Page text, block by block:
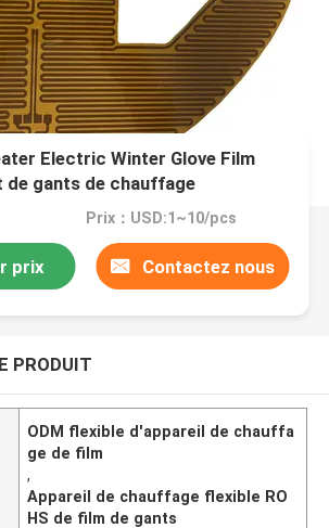
Electric Winter Glove Film
de gants de chauffage
Prix：USD:1~10/pcs
prix Contactez nous
PRODUIT
ODM flexible d'appareil de chauffa
ge de film
,
Appareil de chauffage flexible RO
HS de film de gants